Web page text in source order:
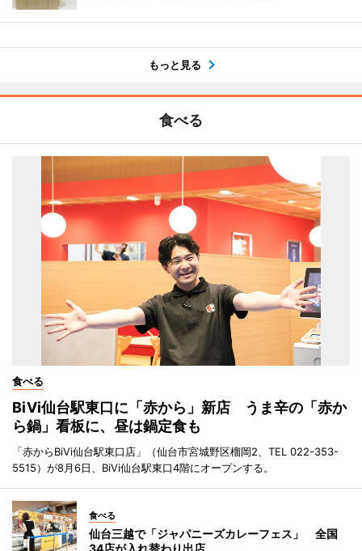
もっと見る
食べる
食べる
BiVi仙台駅東口に「赤から」新店 うま辛の「赤か
ら鍋」看板に、昼は鍋定食も
「赤からBiVi仙台駅東口店」（仙台市宮城野区榴岡2、TEL 022-353-
5515）が8月6日、BiVi仙台駅東口4階にオープンする。
食べる
仙台三越で「ジャパニーズカレーフェス」 全国
34店が入れ替わり出店